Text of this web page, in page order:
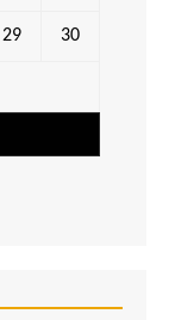
29 30